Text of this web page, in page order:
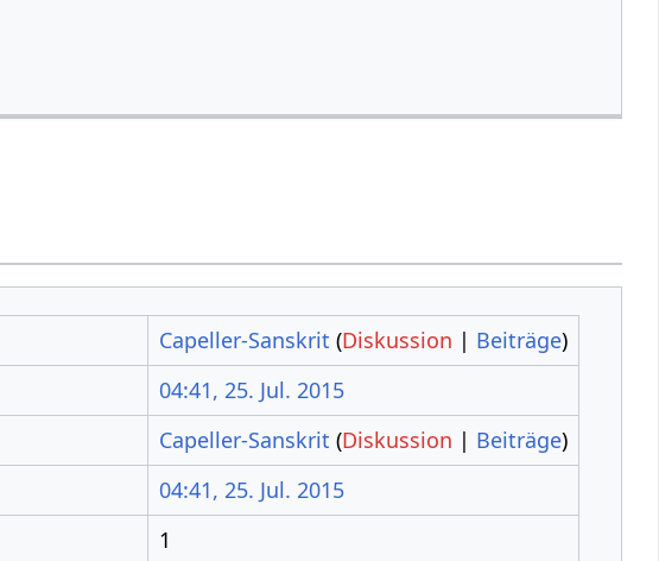
Capeller-Sanskrit (Diskussion | Beiträge)
04:41, 25. Jul. 2015
Capeller-Sanskrit (Diskussion | Beiträge)
04:41, 25. Jul. 2015
1